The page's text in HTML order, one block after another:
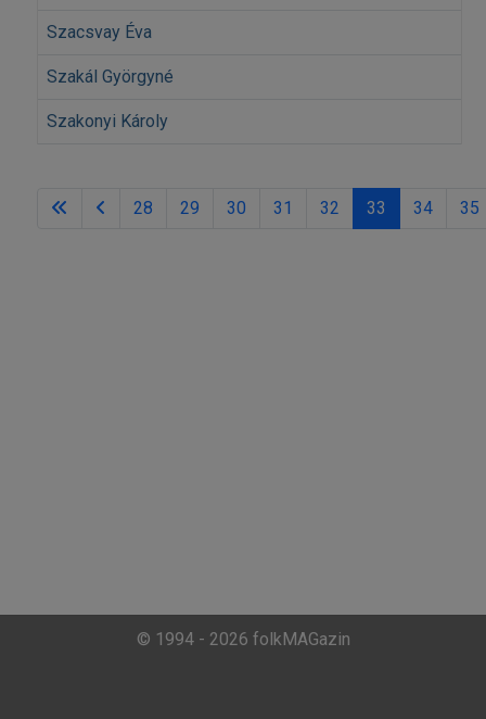
Szacsvay Éva
Szakál Györgyné
Szakonyi Károly
28 29 30 31 32 33 34 35
© 1994 - 2026 folkMAGazin